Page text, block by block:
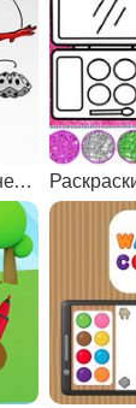
Акваформа Маринетт и друзья